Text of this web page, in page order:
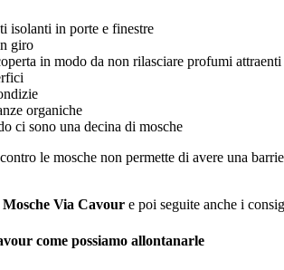
isolanti in porte e finestre
giro
in modo da non rilasciare profumi attraenti
organiche
ci sono una decina di mosche
le mosche non permette di avere una
Via Cavour e poi seguite anche i
come possiamo allontanarle